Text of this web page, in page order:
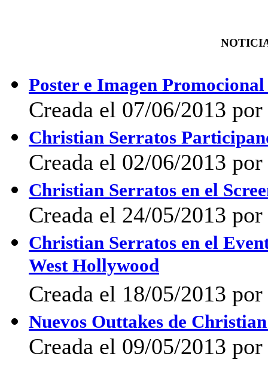
Poster e Imagen
Creada el 07/06/2013
Christian Serratos
Creada el 02/06/2013
Christian Serratos en el
Creada el 24/05/2013
Christian Serratos en el
West Hollywood
Creada el 18/05/2013
Nuevos Outtakes de
Creada el 09/05/2013